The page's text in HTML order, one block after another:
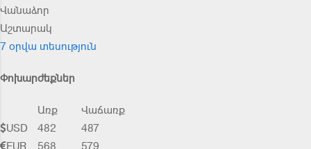
Վանաձոր
Աշտարակ
7 օրվա տեսություն
Փոխարժեքներ
Առք
Վաճառք
USD
482
487
EUR
568 579